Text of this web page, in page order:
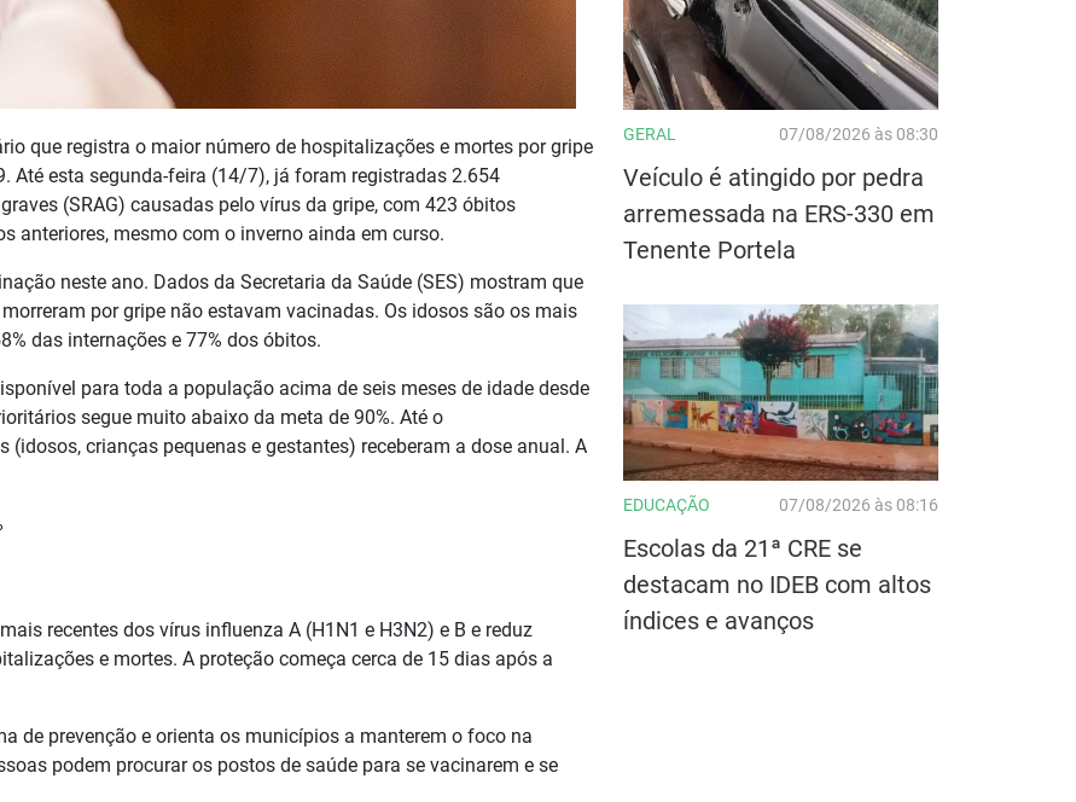
que registra o maior número de hospitalizações e mortes por gripe
Até esta segunda-feira (14/7), já foram registradas 2.654
(SRAG) causadas pelo vírus da gripe, com 423 óbitos
anteriores, mesmo com o inverno ainda em curso.
neste ano. Dados da Secretaria da Saúde (SES) mostram que
por gripe não estavam vacinadas. Os idosos são os mais
das internações e 77% dos óbitos.
para toda a população acima de seis meses de idade desde
segue muito abaixo da meta de 90%. Até o
crianças pequenas e gestantes) receberam a dose anual. A
recentes dos vírus influenza A (H1N1 e H3N2) e B e reduz
e mortes. A proteção começa cerca de 15 dias após a
de prevenção e orienta os municípios a manterem o foco na
podem procurar os postos de saúde para se vacinarem e se
GERAL 07/08/2026 às 08:30
Veículo é atingido por pedra
arremessada na ERS-330 em
Tenente Portela
EDUCAÇÃO 07/08/2026 às 08:16
Escolas da 21ª CRE se
destacam no IDEB com altos
índices e avanços